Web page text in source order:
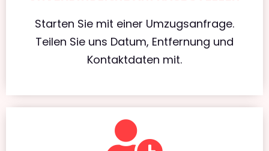
Starten Sie mit einer Umzugsanfrage.
Teilen Sie uns Datum, Entfernung und
Kontaktdaten mit.